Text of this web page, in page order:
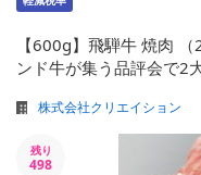
【600g】飛騨牛 焼肉
ンド牛が集う品評会で2
株式会社クリエイション
残り
498